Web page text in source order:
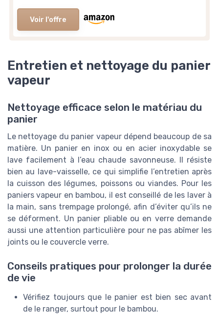
Voir l'offre
Entretien et nettoyage du panier
vapeur
Nettoyage efficace selon le matériau du
panier
Le nettoyage du panier vapeur dépend beaucoup de sa
matière. Un panier en inox ou en acier inoxydable se
lave facilement à l’eau chaude savonneuse. Il résiste
bien au lave-vaisselle, ce qui simplifie l’entretien après
la cuisson des légumes, poissons ou viandes. Pour les
paniers vapeur en bambou, il est conseillé de les laver à
la main, sans trempage prolongé, afin d’éviter qu’ils ne
se déforment. Un panier pliable ou en verre demande
aussi une attention particulière pour ne pas abîmer les
joints ou le couvercle verre.
Conseils pratiques pour prolonger la durée
de vie
Vérifiez toujours que le panier est bien sec avant
de le ranger, surtout pour le bambou.